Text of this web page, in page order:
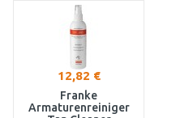
12,82 €
Franke
Armaturenreiniger